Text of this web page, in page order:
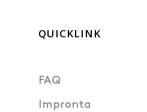
QUICKLINK
FAQ
Impronta